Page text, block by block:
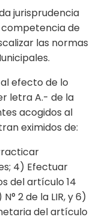
jurisprudencia
competencia de
las normas
efecto de lo
letra A.- de la
acogidos al
eximidos de:
4) Efectuar
del artículo 14
2 de la LIR, y 6)
del artículo